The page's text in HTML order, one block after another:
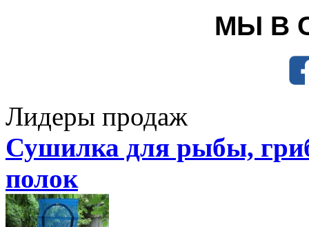
МЫ В
Лидеры продаж
Сушилка для рыбы,
полок